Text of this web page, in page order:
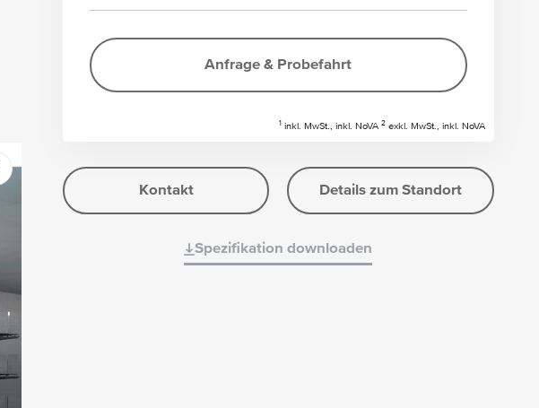
Anfrage & Probefahrt
1 inkl. MwSt., inkl. NoVA 2 exkl. MwSt., inkl. NoVA
Kontakt Details zum Standort
Spezifikation downloaden